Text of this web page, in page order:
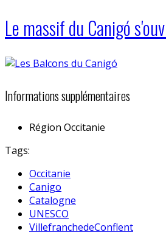
Le massif du Canigó
Informations supplémentaires
Région Occitanie
Tags:
Occitanie
Canigo
Catalogne
UNESCO
VillefranchedeConflent